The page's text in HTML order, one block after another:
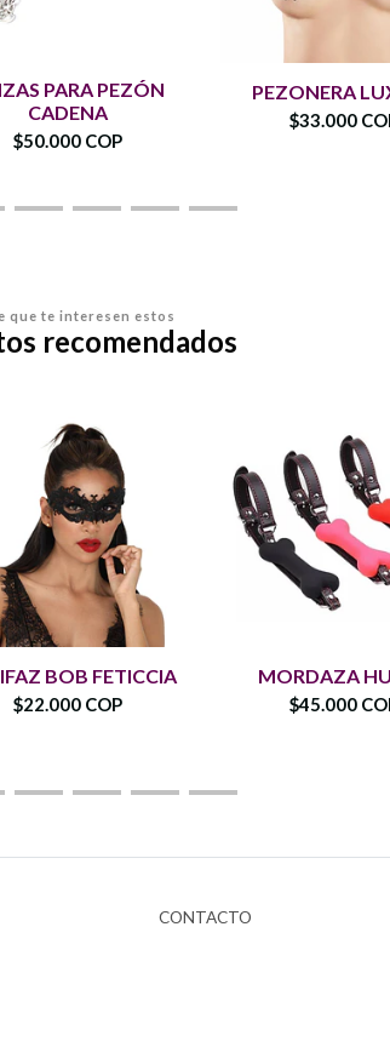
PARA PEZÓN
CADENA
$50.000 COP
PEZONERA
$33.000
que te interesen estos
recomendados
BOB FETICCIA
$22.000 COP
MORDAZA
$45.000
CONTACTO